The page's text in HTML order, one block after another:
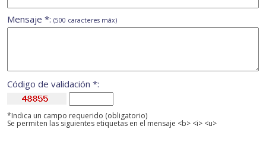
Mensaje *: (500 caracteres máx)
Código de validación *:
*Indica un campo requerido (obligatorio)
Se permiten las siguientes etiquetas en el mensaje <b> <i> <u>